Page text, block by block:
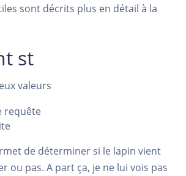
sont décrits plus en détail à la
st
valeurs
requête
de déterminer si le lapin vient
ou pas. A part ça, je ne lui vois pas